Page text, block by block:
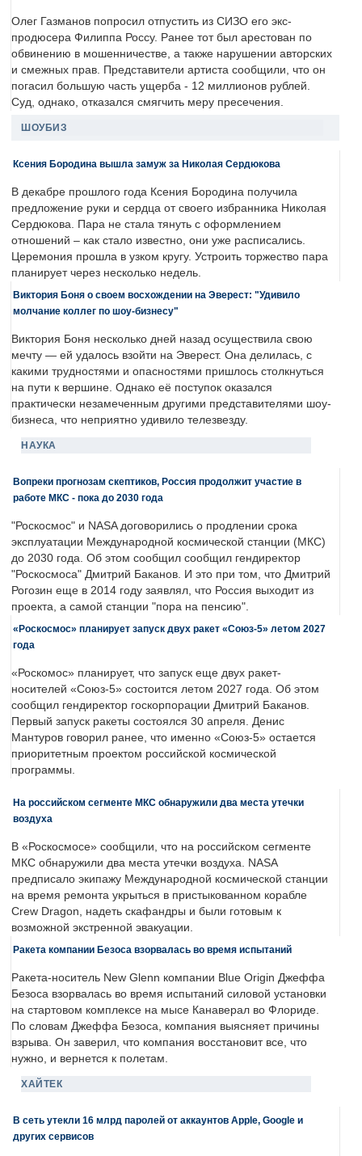
Олег Газманов попросил отпустить из СИЗО его экс-
продюсера Филиппа Россу. Ранее тот был арестован по
обвинению в мошенничестве, а также нарушении авторских
и смежных прав. Представители артиста сообщили, что он
погасил большую часть ущерба - 12 миллионов рублей.
Суд, однако, отказался смягчить меру пресечения.
ШОУБИЗ
Ксения Бородина вышла замуж за Николая Сердюкова
В декабре прошлого года Ксения Бородина получила
предложение руки и сердца от своего избранника Николая
Сердюкова. Пара не стала тянуть с оформлением
отношений – как стало известно, они уже расписались.
Церемония прошла в узком кругу. Устроить торжество пара
планирует через несколько недель.
Виктория Боня о своем восхождении на Эверест: "Удивило
молчание коллег по шоу-бизнесу"
Виктория Боня несколько дней назад осуществила свою
мечту — ей удалось взойти на Эверест. Она делилась, с
какими трудностями и опасностями пришлось столкнуться
на пути к вершине. Однако её поступок оказался
практически незамеченным другими представителями шоу-
бизнеса, что неприятно удивило телезвезду.
НАУКА
Вопреки прогнозам скептиков, Россия продолжит участие в
работе МКС - пока до 2030 года
"Роскосмос" и NASA договорились о продлении срока
эксплуатации Международной космической станции (МКС)
до 2030 года. Об этом сообщил сообщил гендиректор
"Роскосмоса" Дмитрий Баканов. И это при том, что Дмитрий
Рогозин еще в 2014 году заявлял, что Россия выходит из
проекта, а самой станции "пора на пенсию".
«Роскосмос» планирует запуск двух ракет «Союз-5» летом 2027
года
«Роскомос» планирует, что запуск еще двух ракет-
носителей «Союз-5» состоится летом 2027 года. Об этом
сообщил гендиректор госкорпорации Дмитрий Баканов.
Первый запуск ракеты состоялся 30 апреля. Денис
Мантуров говорил ранее, что именно «Союз-5» остается
приоритетным проектом российской космической
программы.
На российском сегменте МКС обнаружили два места утечки
воздуха
В «Роскосмосе» сообщили, что на российском сегменте
МКС обнаружили два места утечки воздуха. NASA
предписало экипажу Международной космической станции
на время ремонта укрыться в пристыкованном корабле
Crew Dragon, надеть скафандры и были готовым к
возможной экстренной эвакуации.
Ракета компании Безоса взорвалась во время испытаний
Ракета-носитель New Glenn компании Blue Origin Джеффа
Безоса взорвалась во время испытаний силовой установки
на стартовом комплексе на мысе Канаверал во Флориде.
По словам Джеффа Безоса, компания выясняет причины
взрыва. Он заверил, что компания восстановит все, что
нужно, и вернется к полетам.
ХАЙТЕК
В сеть утекли 16 млрд паролей от аккаунтов Apple, Google и
других сервисов